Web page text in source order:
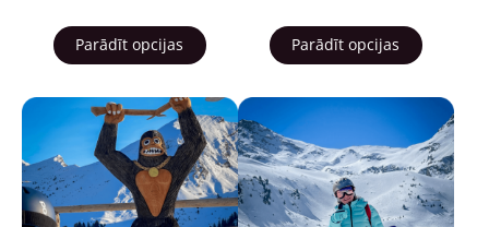
Parādīt opcijas Parādīt opcijas